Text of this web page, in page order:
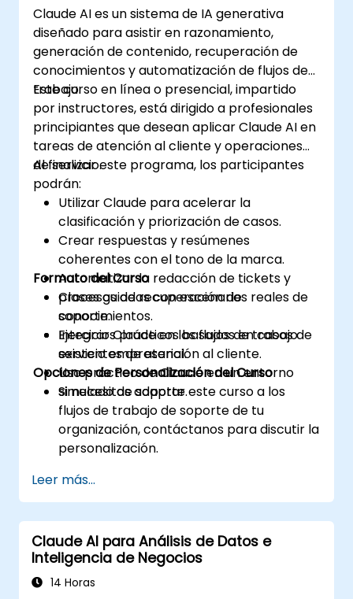
Claude AI es un sistema de IA generativa
diseñado para asistir en razonamiento,
generación de contenido, recuperación de
conocimientos y automatización de flujos de
trabajo.
Este curso en línea o presencial, impartido
por instructores, está dirigido a profesionales
principiantes que desean aplicar Claude AI en
tareas de atención al cliente y operaciones
de servicio.
Al finalizar este programa, los participantes
podrán:
Utilizar Claude para acelerar la
clasificación y priorización de casos.
Crear respuestas y resúmenes
coherentes con el tono de la marca.
Automatizar la redacción de tickets y
procesos de recuperación de
conocimientos.
Integrar Claude en los flujos de trabajo
existentes de atención al cliente.
Formato del Curso
Clases guiadas con escenarios reales de
soporte.
Ejercicios prácticos basados en casos de
servicio empresarial.
Uso práctico de Claude en un entorno
simulado de soporte.
Opciones de Personalización del Curso
Si necesitas adaptar este curso a los
flujos de trabajo de soporte de tu
organización, contáctanos para discutir la
personalización.
Leer más...
Claude AI para Análisis de Datos e
Inteligencia de Negocios
14 Horas